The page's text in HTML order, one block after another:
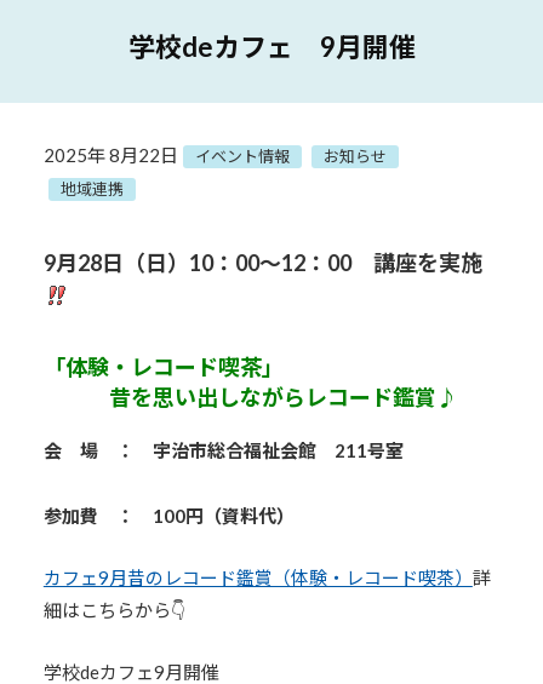
学校deカフェ 9月開催
2025年 8月22日 イベント情報
お知らせ
地域連携
9月28日（日）10：00～12：00 講座を実施
「体験・レコード喫茶」
昔を思い出しながらレコード鑑賞♪
会 場 ： 宇治市総合福祉会館 211号室
参加費 ： 100円（資料代）
カフェ9月昔のレコード鑑賞（体験・レコード喫茶） 詳
細はこちらから👇
学校deカフェ9月開催